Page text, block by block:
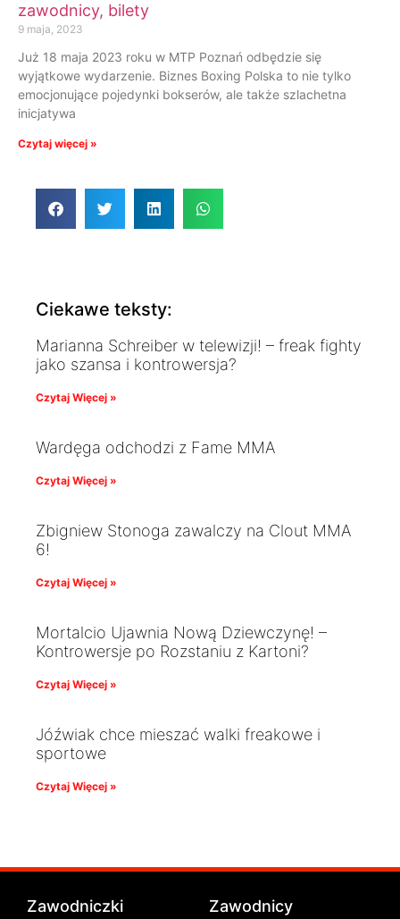
zawodnicy, bilety
9 maja, 2023
Już 18 maja 2023 roku w MTP Poznań odbędzie się
wyjątkowe wydarzenie. Biznes Boxing Polska to nie tylko
emocjonujące pojedynki bokserów, ale także szlachetna
inicjatywa
Czytaj więcej »
Ciekawe teksty:
Marianna Schreiber w telewizji! – freak fighty
jako szansa i kontrowersja?
Czytaj Więcej »
Wardęga odchodzi z Fame MMA
Czytaj Więcej »
Zbigniew Stonoga zawalczy na Clout MMA
6!
Czytaj Więcej »
Mortalcio Ujawnia Nową Dziewczynę! –
Kontrowersje po Rozstaniu z Kartoni?
Czytaj Więcej »
Jóźwiak chce mieszać walki freakowe i
sportowe
Czytaj Więcej »
Zawodniczki Zawodnicy